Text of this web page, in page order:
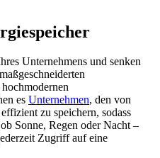
Unternehmens und senken
es Unternehmen, den von
zu speichern, sodass
Sonne, Regen oder Nacht –
Zugriff auf eine